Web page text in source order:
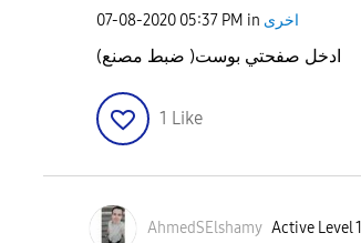
‎07-08-2020 05:37 PM in اخرى
ادخل صفحتي بوست( ضبط مصنع)
1 Like
AhmedSElshamy Active Level 1